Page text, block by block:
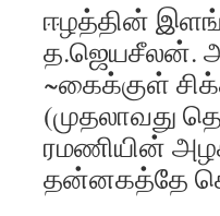
ஈழத்தின்
த.ஜெயசீலன்.
~கைக்குள்
(முதலாவது
ரமணியின்
தன்னகத்தே